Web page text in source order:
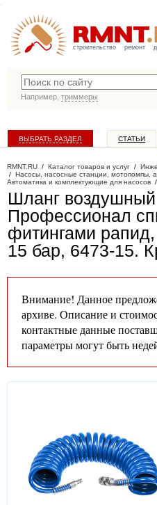
строительство ремонт
Например, триммеры
ВЫБРАТЬ РАЗДЕЛ СТАТЬИ
RMNT.RU / Каталог товаров и услуг /
/ Насосы, насосные станции, мотопомпы,
Автоматика и комплектующие для насосов /
Шланг
Профессионал
фитингами
15 бар, 6473-15.
Внимание! Данное
архиве. Описание и
контактные данные
параметры могут быть